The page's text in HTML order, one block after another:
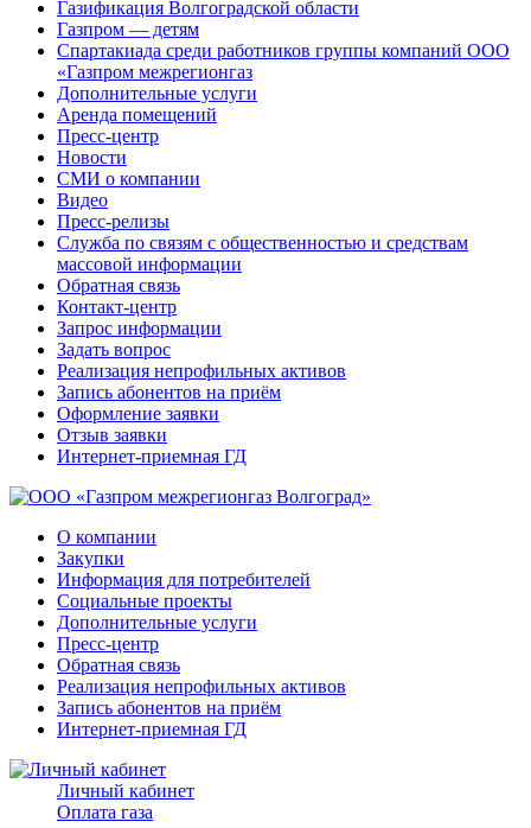
Газификация Волгоградской области
Газпром — детям
Спартакиада среди работников группы компаний ООО
«Газпром межрегионгаз
Дополнительные услуги
Аренда помещений
Пресс-центр
Новости
СМИ о компании
Видео
Пресс-релизы
Служба по связям с общественностью и средствам
массовой информации
Обратная связь
Контакт-центр
Запрос информации
Задать вопрос
Реализация непрофильных активов
Запись абонентов на приём
Оформление заявки
Отзыв заявки
Интернет-приемная ГД
О компании
Закупки
Информация для потребителей
Социальные проекты
Дополнительные услуги
Пресс-центр
Обратная связь
Реализация непрофильных активов
Запись абонентов на приём
Интернет-приемная ГД
Личный кабинет
Оплата газа